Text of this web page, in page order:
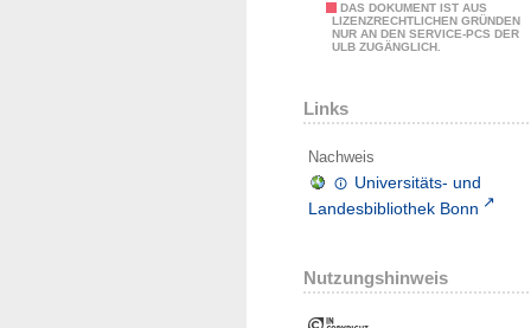
DAS DOKUMENT IST AUS
LIZENZRECHTLICHEN GRÜNDEN
NUR AN DEN SERVICE-PCS DER
ULB ZUGÄNGLICH.
Links
Nachweis
Universitäts- und
Landesbibliothek Bonn
Nutzungshinweis